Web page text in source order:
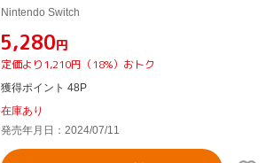
Nintendo Switch
¥5,280円
定価より1,210円（18%）おトク
獲得ポイント 48P
在庫あり
発売年月日：2024/07/11